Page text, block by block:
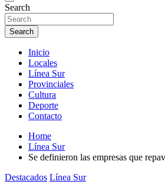
Search
Search
Inicio
Locales
Línea Sur
Provinciales
Cultura
Deporte
Contacto
Home
Línea Sur
Se definieron las empresas que
Destacados Línea Sur